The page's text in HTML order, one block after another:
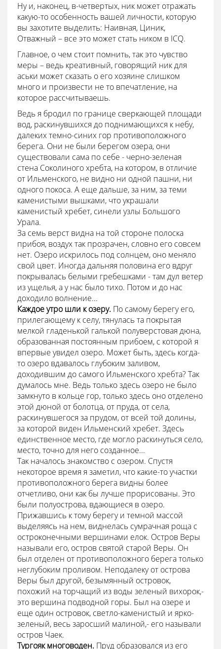
Ну и, наконец, в-четвертых, ник может отражать
какую-то особенность вашей личности, которую
вы захотите выделить: Наивная, Циник,
Отважный – все это может стать ником в ICQ.
Главное, о чем стоит помнить, так это чувство
меры – ведь креативный, говорящий ник для
аськи может сказать о его хозяине слишком
много и произвести не то впечатление, на
которое рассчитываешь.
Ведь я бродил по границе сверкающей площади
вод, раскинувшихся до поднимающихся к небу,
далеких темно-синих гор противоположного
берега. Они не были берегом озера, они
существовали сама по себе - черно-зеленая
стена Соколиного хребта, на котором, в отличие
от Ильменского, не видно ни одной пашни, ни
одного покоса. А еще дальше, за ним, за теми
каменистыми вышками, что украшали
каменистый хребет, синели узлы Большого
Урала.
За семь верст видна на той стороне полоска
прибоя, воздух так прозрачен, словно его совсем
нет. Озеро искрилось под солнцем, оно меняло
свой цвет. Иногда дальняя половина его вдруг
покрывалась белыми гребешками - там дул ветер
из ущелья, а у нас было тихо. Потом и до нас
доходило волнение...
Каждое утро шли к озеру. По самому берегу его,
прилегающему к селу, тянулась та покрытая
мелкой гладенькой галькой полуверстовая дюна,
образованная постоянным прибоем, с которой я
впервые увидел озеро. Может быть, здесь когда-
то озеро вдавалось глубоким заливом,
доходившим до самого Ильменского хребта? Так
думалось мне. Ведь только здесь озеро не было
замкнуто в кольце гор, только здесь оно отделено
этой дюной от болотца, от пруда, от села,
раскинувшегося за прудом, от всей той долины,
за которой виден Ильменский хребет. Здесь
единственное место, где могло раскинуться село,
место, точно для него созданное...
Так началось знакомство с озером. Спустя
некоторое время я заметил, что какие-то участки
противоположного берега видны более
отчетливо, они как бы лучше прорисованы. Это
были полуострова, вдающиеся в озеро.
Прижавшись к тому берегу и темной массой
выделяясь на нем, виднелась сумрачная роща с
остроконечными вершинами елок. Остров Веры
называли его, остров святой старой Веры. Он
был отделен от противоположного берега только
неглубоким проливом. Неподалеку от острова
Веры был другой, безымянный островок,
похожий на торчащий из воды зеленый вихорок,-
это вершина подводной горы. Был на озере и
еще один островок, светло-каменистый и ярко-
зеленый, весь заросший малиной,- его называли
остров Чаек.
Тургояк многоводен. Пруд образовался из его